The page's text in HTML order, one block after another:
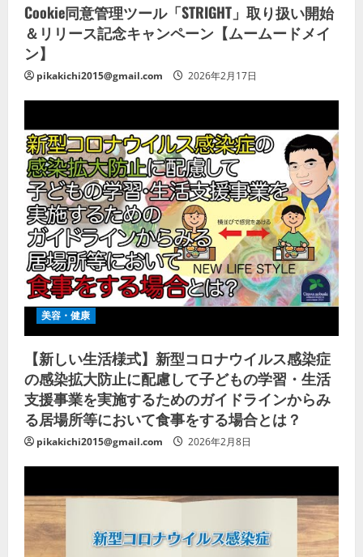
Cookie同意管理ツール「STRIGHT」取り扱い開始
＆リリース記念キャンペーン【ムームードメイ
ン】
pikakichi2015@gmail.com 2026年2月17日
美容・健康
【新しい生活様式】新型コロナウイルス感染症
の感染拡大防止に配慮して子どもの学習・生活
支援事業を実施するためのガイドラインからみ
る居場所等において食事をする場合とは？
pikakichi2015@gmail.com 2026年2月8日